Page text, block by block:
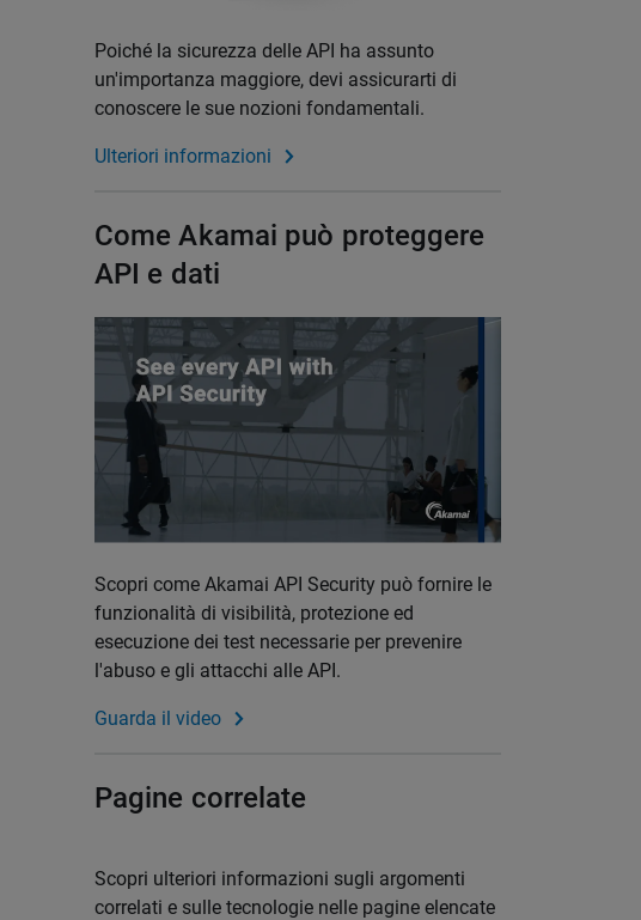
Poiché la sicurezza delle API ha assunto
un'importanza maggiore, devi assicurarti di
conoscere le sue nozioni fondamentali.
Ulteriori informazioni
Come Akamai può proteggere
API e dati
Scopri come Akamai API Security può fornire le
funzionalità di visibilità, protezione ed
esecuzione dei test necessarie per prevenire
l'abuso e gli attacchi alle API.
Guarda il video
Pagine correlate
Scopri ulteriori informazioni sugli argomenti
correlati e sulle tecnologie nelle pagine elencate